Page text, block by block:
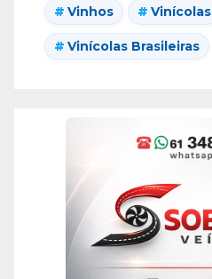
Vinhos Vinícolas
Vinícolas Brasileiras